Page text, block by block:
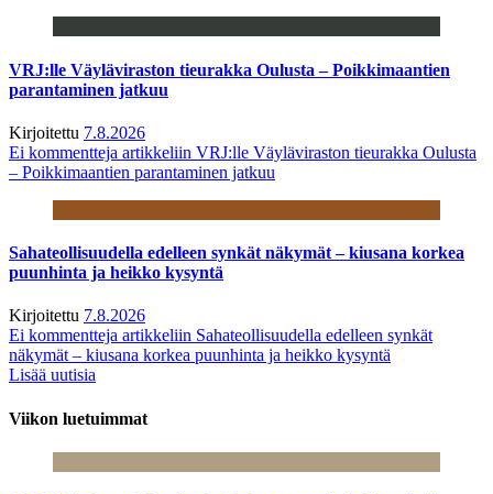
VRJ:lle Väyläviraston tieurakka Oulusta – Poikkimaantien
parantaminen jatkuu
Kirjoitettu 7.8.2026
Ei kommentteja artikkeliin VRJ:lle Väyläviraston tieurakka Oulusta
– Poikkimaantien parantaminen jatkuu
Sahateollisuudella edelleen synkät näkymät – kiusana korkea
puunhinta ja heikko kysyntä
Kirjoitettu 7.8.2026
Ei kommentteja artikkeliin Sahateollisuudella edelleen synkät
näkymät – kiusana korkea puunhinta ja heikko kysyntä
Lisää uutisia
Viikon luetuimmat